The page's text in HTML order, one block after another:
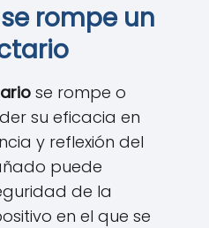
rompe un
se rompe o
su eficacia en
y reflexión del
puede
de la
en el que se